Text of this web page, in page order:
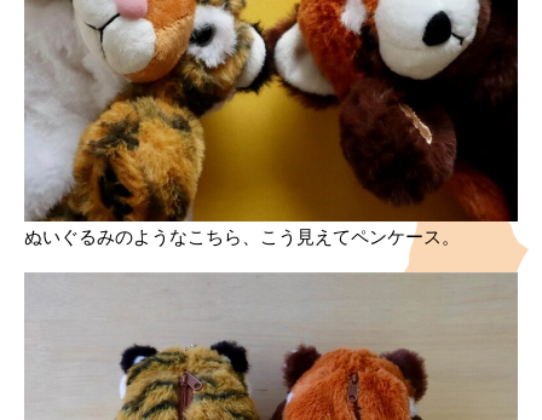
ぬいぐるみのようなこちら、こう見えてペンケース。